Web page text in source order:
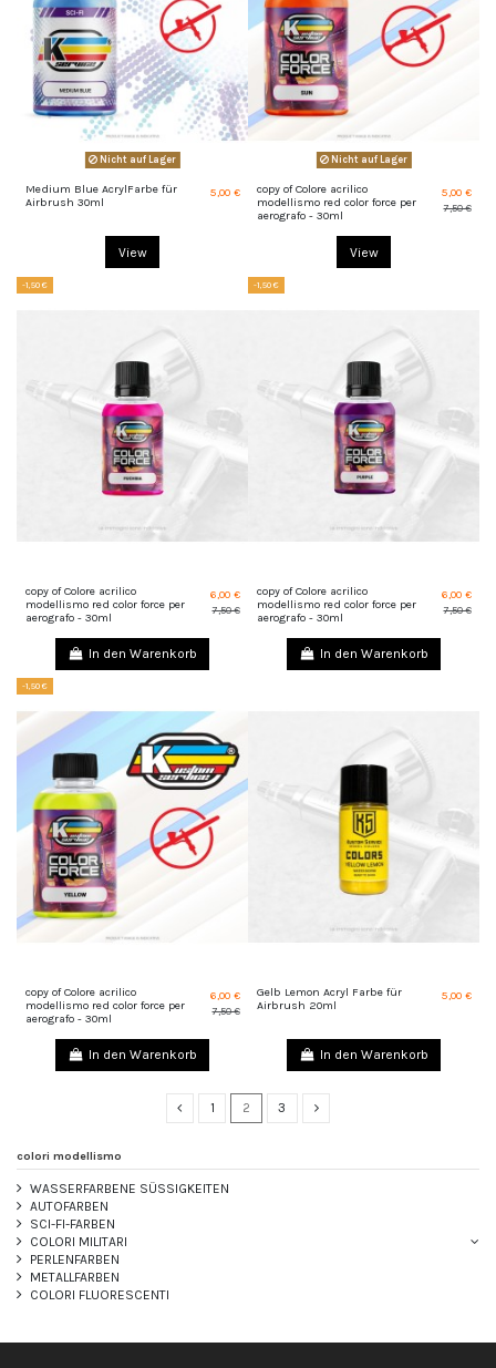
Nicht auf Lager
Medium Blue AcrylFarbe für
Airbrush 30ml
5,00 €
View
Nicht auf Lager
copy of Colore acrilico
modellismo red color force per
aerografo - 30ml
5,00 €
7,50 €
View
-1,50 €
copy of Colore acrilico
modellismo red color force per
aerografo - 30ml
6,00 €
7,50 €
In den Warenkorb
-1,50 €
copy of Colore acrilico
modellismo red color force per
aerografo - 30ml
6,00 €
7,50 €
In den Warenkorb
-1,50 €
copy of Colore acrilico
modellismo red color force per
aerografo - 30ml
6,00 €
7,50 €
In den Warenkorb
Gelb Lemon Acryl Farbe für
Airbrush 20ml
5,00 €
In den Warenkorb
1 2 3
colori modellismo
WASSERFARBENE SÜSSIGKEITEN
AUTOFARBEN
SCI-FI-FARBEN
COLORI MILITARI
PERLENFARBEN
METALLFARBEN
COLORI FLUORESCENTI